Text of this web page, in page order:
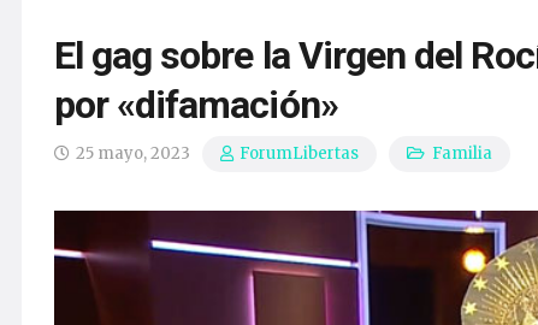
El gag sobre la Virgen del
por «difamación»
25 mayo, 2023 ForumLibertas Familia